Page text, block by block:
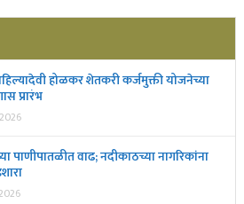
होळकर शेतकरी कर्जमुक्ती योजनेच्या
प्रारंभ
पाणीपातळीत वाढ; नदीकाठच्या नागरिकांना